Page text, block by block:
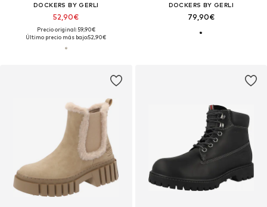
DOCKERS BY GERLI
52,90€
Precio original: 59,90€
Último precio más bajo:52,90€
DOCKERS BY GERLI
79,90€